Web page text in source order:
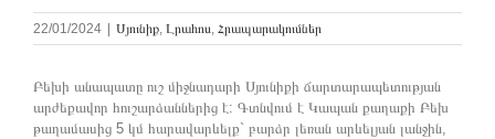
22/01/2024 Սյունիք, Լրահոս, Հրապարակումներ
Բեխի անապատը ուշ միջնադարի Սյունիքի ճարտարապետության
արժեքավոր հուշարձաններից է: Գտնվում է Կապան քաղաքի Բեխ
թաղամասից 5 կմ հարավարևելք` բարձր լեռան արևելյան լանջին,